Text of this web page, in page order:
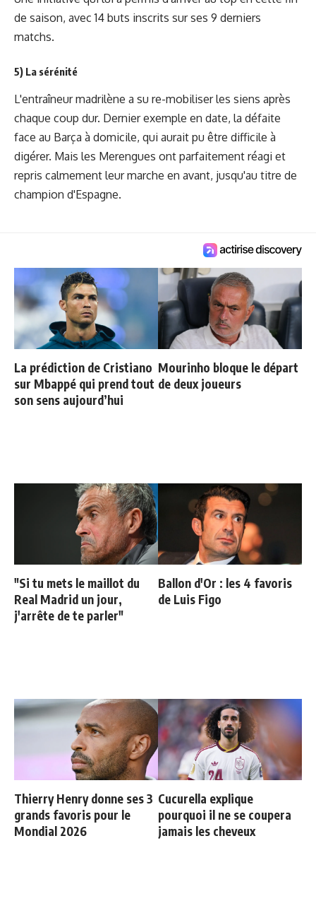
de saison, avec 14 buts inscrits sur ses 9 derniers
matchs.
5) La sérénité
L'entraîneur madrilène a su re-mobiliser les siens après
chaque coup dur. Dernier exemple en date, la défaite
face au Barça à domicile, qui aurait pu être difficile à
digérer. Mais les Merengues ont parfaitement réagi et
repris calmement leur marche en avant, jusqu'au titre de
champion d'Espagne.
La prédiction de Cristiano
sur Mbappé qui prend tout
son sens aujourd’hui
Mourinho bloque le départ
de deux joueurs
"Si tu mets le maillot du
Real Madrid un jour,
j'arrête de te parler"
Ballon d'Or : les 4 favoris
de Luis Figo
Thierry Henry donne ses 3
grands favoris pour le
Mondial 2026
Cucurella explique
pourquoi il ne se coupera
jamais les cheveux